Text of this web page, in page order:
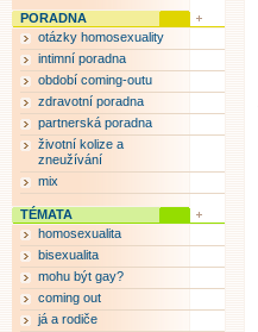
PORADNA
otázky homosexuality
intimní poradna
období coming-outu
zdravotní poradna
partnerská poradna
životní kolize a
zneužívání
mix
TÉMATA
homosexualita
bisexualita
mohu být gay?
coming out
já a rodiče